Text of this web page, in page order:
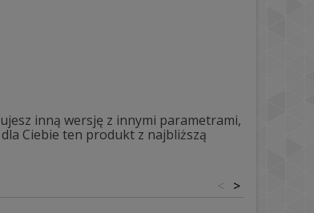
inną wersję z innymi parametrami,
Ciebie ten produkt z najbliższą
>
<